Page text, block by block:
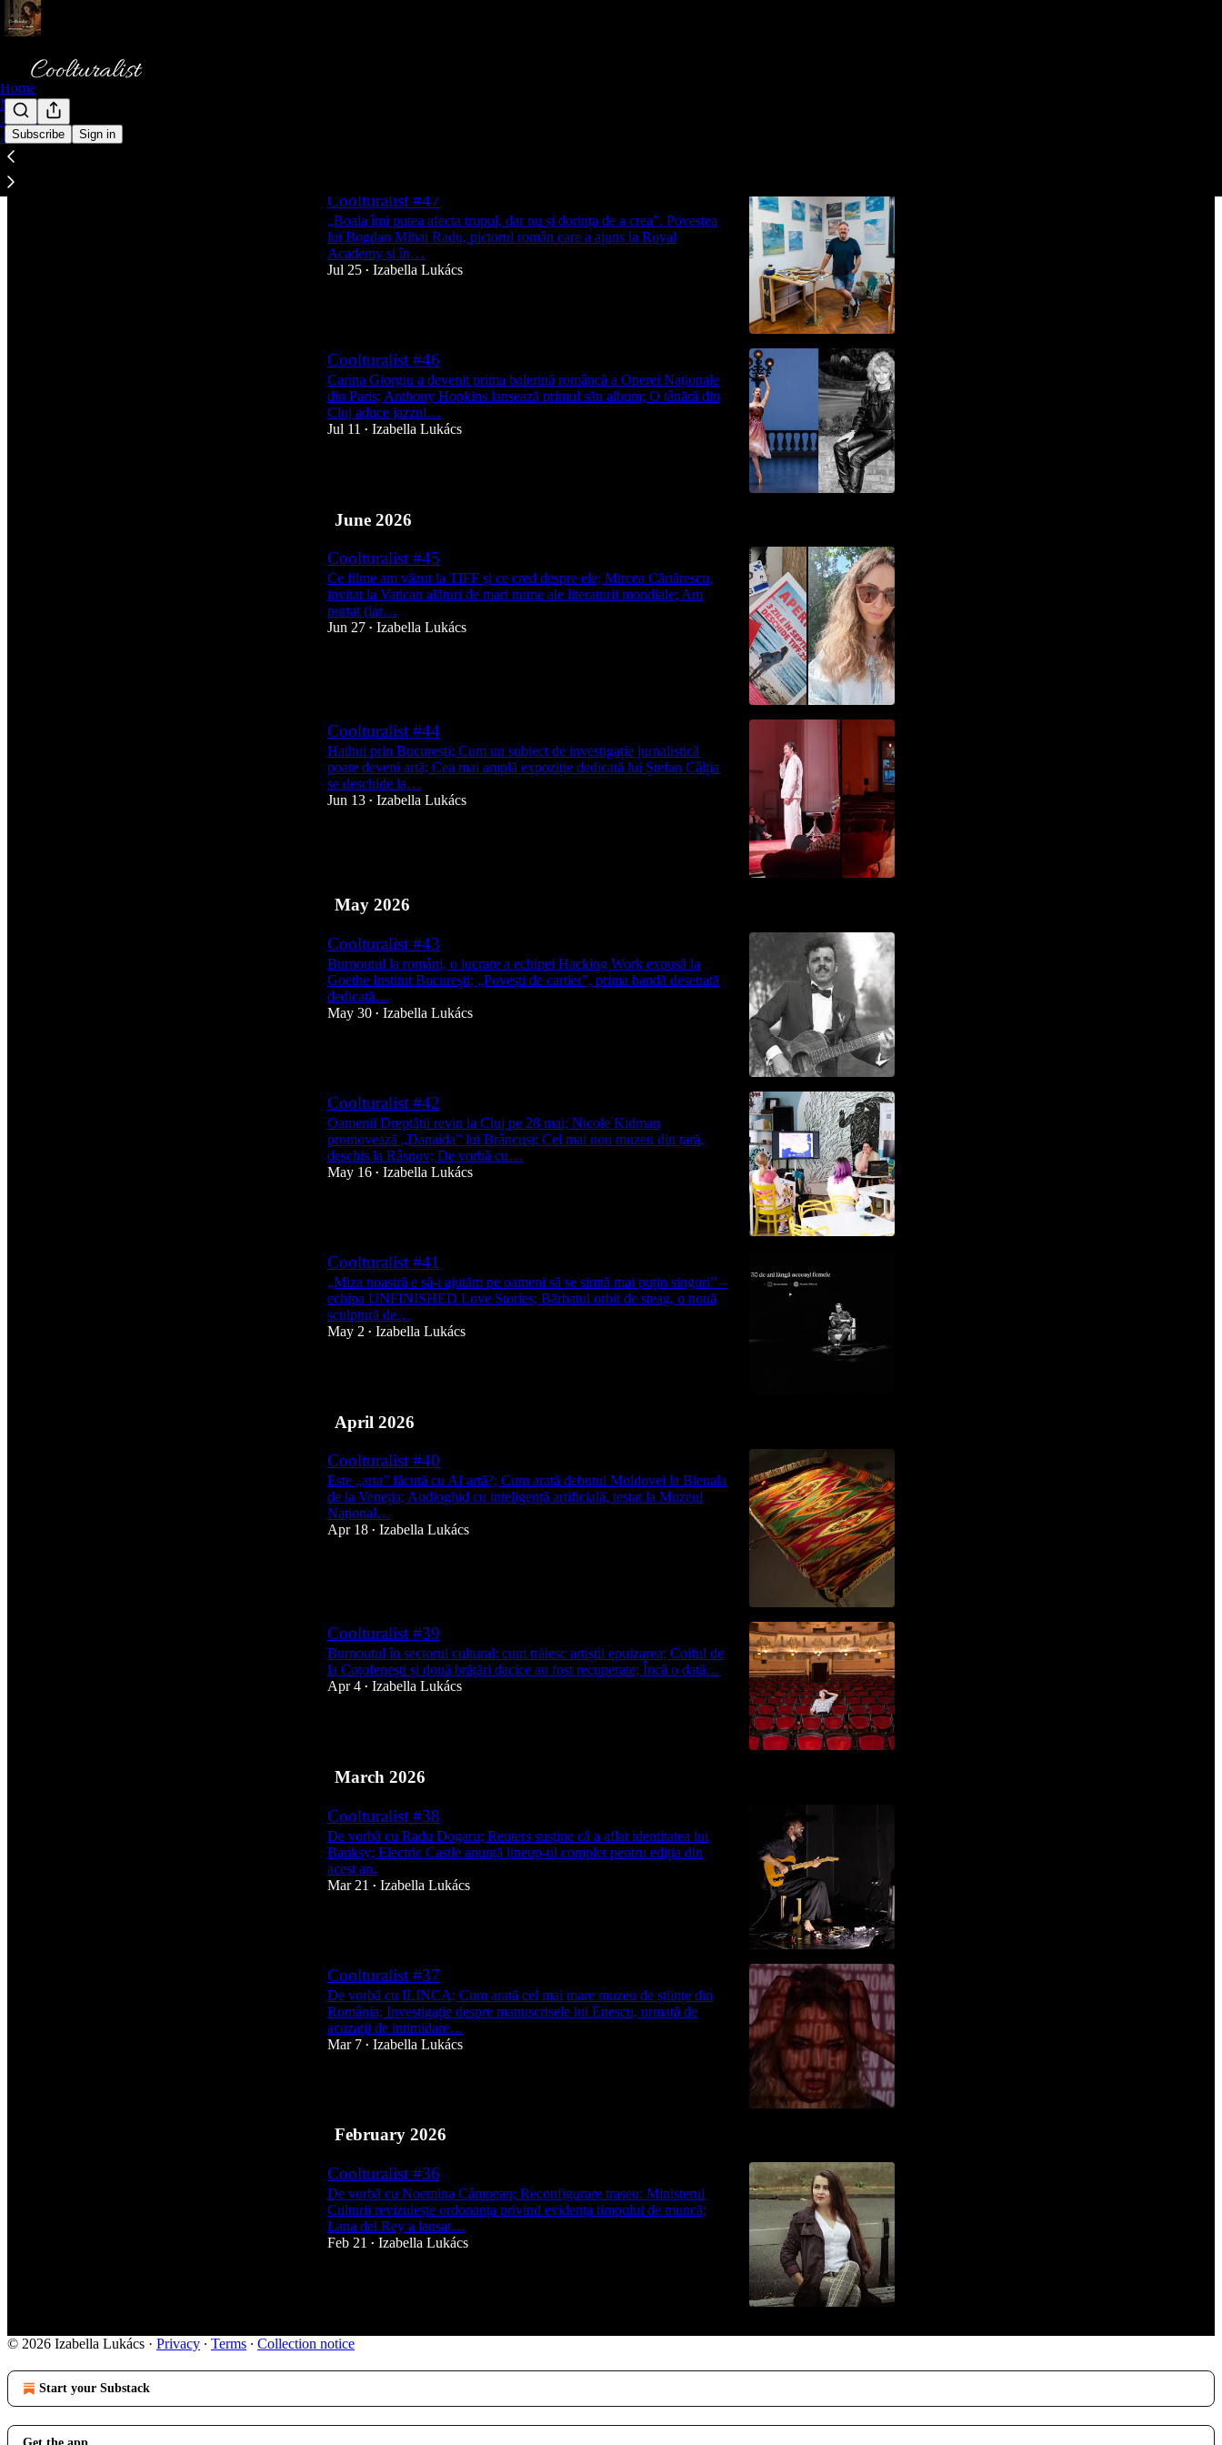
Subscribe Sign in
Home
Notes
Archive
About
Coolturalist #47
„Boala îmi putea afecta trupul, dar nu și dorința de a crea”. Povestea
lui Bogdan Mihai Radu, pictorul român care a ajuns la Royal
Academy și în…
Jul 25 • Izabella Lukács
Coolturalist #46
Carina Giorgiu a devenit prima balerină româncă a Operei Naționale
din Paris; Anthony Hopkins lansează primul său album; O tânără din
Cluj aduce jazzul…
Jul 11
• Izabella Lukács
June 2026
Coolturalist #45
Ce filme am văzut la TIFF și ce cred despre ele; Mircea Cărtărescu,
invitat la Vatican alături de mari nume ale literaturii mondiale; Am
purtat (iar…
Jun 27 • Izabella Lukács
Coolturalist #44
Haihui prin București; Cum un subiect de investigație jurnalistică
poate deveni artă; Cea mai amplă expoziție dedicată lui Ștefan Câlția
se deschide la…
Jun 13 • Izabella Lukács
May 2026
Coolturalist #43
Burnoutul la români, o lucrare a echipei Hacking Work expusă la
Goethe Institut București; „Povești de cartier”, prima bandă desenată
dedicată…
May 30 • Izabella Lukács
Coolturalist #42
Oamenii Dreptății revin la Cluj pe 28 mai; Nicole Kidman
promovează „Danaida” lui Brâncuși; Cel mai nou muzeu din țară,
deschis la Râșnov; De vorbă cu…
May 16 • Izabella Lukács
Coolturalist #41
„Miza noastră e să-i ajutăm pe oameni să se simtă mai puțin singuri” –
echipa UNFINISHED Love Stories; Bărbatul orbit de steag, o nouă
sculptură de…
May 2 • Izabella Lukács
April 2026
Coolturalist #40
Este „arta” făcută cu AI artă?; Cum arată debutul Moldovei la Bienala
de la Veneția; Audioghid cu inteligență artificială, testat la Muzeul
Național…
Apr 18 • Izabella Lukács
Coolturalist #39
Burnoutul în sectorul cultural: cum trăiesc artiștii epuizarea; Coiful de
la Coțofenești și două brățări dacice au fost recuperate; Încă o dată…
Apr 4 • Izabella Lukács
March 2026
Coolturalist #38
De vorbă cu Radu Dogaru; Reuters susține că a aflat identitatea lui
Banksy; Electric Castle anunță lineup-ul complet pentru ediția din
acest an.
Mar 21
• Izabella Lukács
Coolturalist #37
De vorbă cu ILINCA; Cum arată cel mai mare muzeu de științe din
România; Investigație despre manuscrisele lui Enescu, urmată de
acuzații de intimidare…
Mar 7 • Izabella Lukács
February 2026
Coolturalist #36
De vorbă cu Noemina Câmpean; Reconfigurare traseu: Ministerul
Culturii revizuiește ordonanța privind evidența timpului de muncă;
Lana del Rey a lansat…
Feb 21
• Izabella Lukács
© 2026 Izabella Lukács · Privacy ∙ Terms ∙ Collection notice
Start your Substack